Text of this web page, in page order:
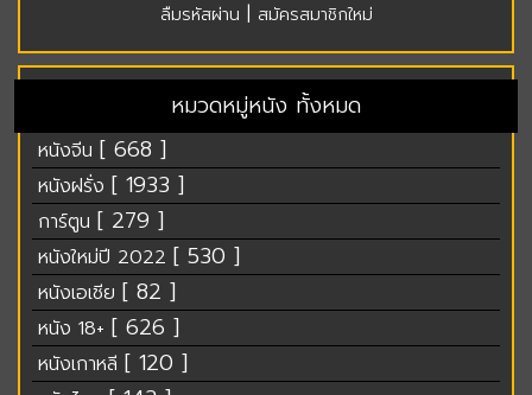
ลืมรหัสผ่าน สมัครสมาชิกใหม่
หมวดหมู่หนัง ทั้งหมด
หนังจีน [ 668 ]
หนังฝรั่ง [ 1933 ]
การ์ตูน [ 279 ]
หนังใหม่ปี 2022 [ 530 ]
หนังเอเชีย [ 82 ]
หนัง 18+ [ 626 ]
หนังเกาหลี [ 120 ]